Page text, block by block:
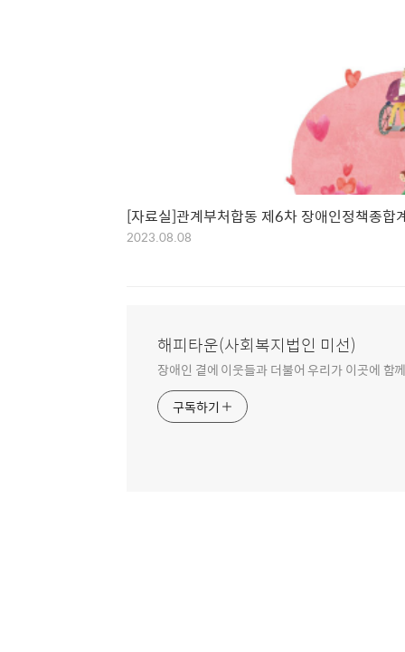
[자료실]관계부처합동 제6차 장애인정책종합
2023.08.08
해피타운(사회복지법인 미선)
장애인 곁에 이웃들과 더불어 우리가 이곳에 함
구독하기